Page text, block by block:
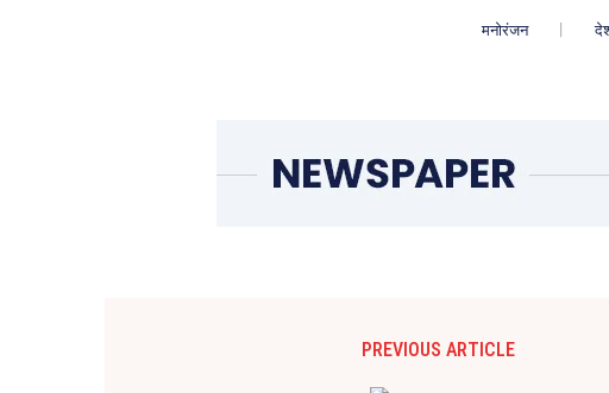
मनोरंजन
PREVIOUS ARTICLE